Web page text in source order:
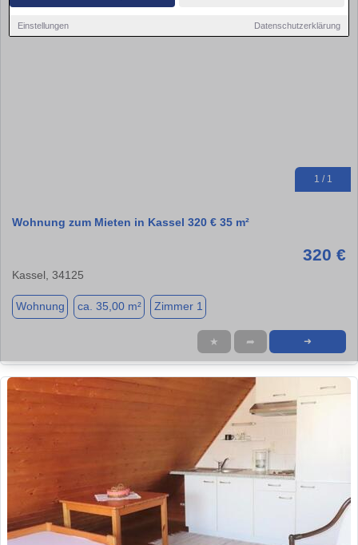
Einstellungen Datenschutzerklärung
1 / 1
Wohnung zum Mieten in Kassel 320 € 35 m²
320 €
Kassel, 34125
Wohnung ca. 35,00 m² Zimmer 1
★ ➦ ➜